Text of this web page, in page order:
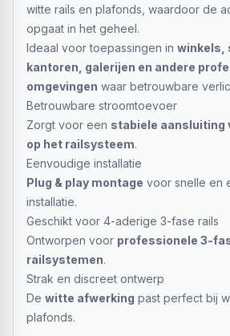
witte rails en plafonds, waardoor de
opgaat in het geheel.
Ideaal voor toepassingen in winkels,
kantoren, galerijen en andere
omgevingen waar betrouwbare
Betrouwbare stroomtoevoer
Zorgt voor een stabiele aansluiting
op het railsysteem.
Eenvoudige installatie
Plug & play montage voor snelle en
installatie.
Geschikt voor 4-aderige 3-fase rails
Ontworpen voor professionele 3-
railsystemen.
Strak en discreet ontwerp
De witte afwerking past perfect bij
plafonds.